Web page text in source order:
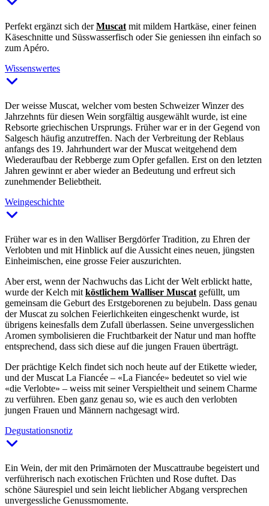
Perfekt ergänzt sich derMuscat mit mildem Hartkäse, einer feinen
Käseschnitte und Süsswasserfisch oder Sie geniessen ihn einfach so
zum Apéro.
Wissenswertes
Der weisse Muscat, welcher vom besten Schweizer Winzer des
Jahrzehnts für diesen Wein sorgfältig ausgewählt wurde, ist eine
Rebsorte griechischen Ursprungs. Früher war er in der Gegend von
Salgesch häufig anzutreffen. Nach der Verbreitung der Reblaus
anfangs des 19. Jahrhundert war der Muscat weitgehend dem
Wiederaufbau der Rebberge zum Opfer gefallen. Erst on den letzten
Jahren gewinnt er aber wieder an Bedeutung und erfreut sich
zunehmender Beliebtheit.
Weingeschichte
Früher war es in den Walliser Bergdörfer Tradition, zu Ehren der
Verlobten und mit Hinblick auf die Aussicht eines neuen, jüngsten
Einheimischen, eine grosse Feier auszurichten.
Aber erst, wenn der Nachwuchs das Licht der Welt erblickt hatte,
wurde der Kelch mit köstlichem Walliser Muscat gefüllt, um
gemeinsam die Geburt des Erstgeborenen zu bejubeln. Dass genau
der Muscat zu solchen Feierlichkeiten eingeschenkt wurde, ist
übrigens keinesfalls dem Zufall überlassen. Seine unvergesslichen
Aromen symbolisieren die Fruchtbarkeit der Natur und man hoffte
entsprechend, dass sich diese auf die jungen Frauen überträgt.
Der prächtige Kelch findet sich noch heute auf der Etikette wieder,
und der Muscat La Fiancée – «La Fiancée» bedeutet so viel wie
«die Verlobte» – weiss mit seiner Verspieltheit und seinem Charme
zu verführen. Eben ganz genau so, wie es auch den verlobten
jungen Frauen und Männern nachgesagt wird.
Degustationsnotiz
Ein Wein, der mit den Primärnoten der Muscattraube begeistert und
verführerisch nach exotischen Früchten und Rose duftet. Das
schöne Säurespiel und sein leicht lieblicher Abgang versprechen
unvergessliche Genussmomente.